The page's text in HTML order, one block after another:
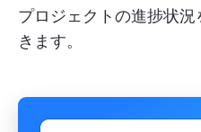
プロジェクトの進捗状
きます。